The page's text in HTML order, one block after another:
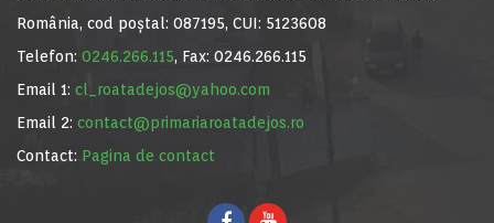
România, cod poștal: 087195, CUI: 5123608
Telefon: 0246.266.115, Fax: 0246.266.115
Email 1: cl_roatadejos@yahoo.com
Email 2: contact@primariaroatadejos.ro
Contact: Pagina de contact